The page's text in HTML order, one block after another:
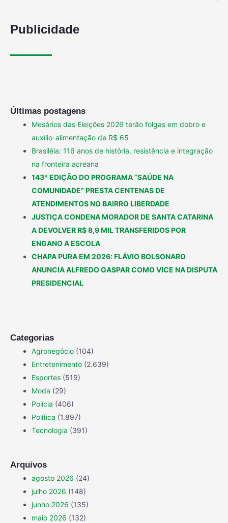
Publicidade
Últimas postagens
Mesários das Eleições 2026 terão folgas em dobro e
auxílio-alimentação de R$ 65
Brasiléia: 116 anos de história, resistência e integração
na fronteira acreana
143ª EDIÇÃO DO PROGRAMA “SAÚDE NA
COMUNIDADE” PRESTA CENTENAS DE
ATENDIMENTOS NO BAIRRO LIBERDADE
JUSTIÇA CONDENA MORADOR DE SANTA CATARINA
A DEVOLVER R$ 8,9 MIL TRANSFERIDOS POR
ENGANO A ESCOLA
CHAPA PURA EM 2026: FLÁVIO BOLSONARO
ANUNCIA ALFREDO GASPAR COMO VICE NA DISPUTA
PRESIDENCIAL
Categorias
Agronegócio (104)
Entretenimento (2.639)
Esportes (519)
Moda (29)
Polícia (406)
Política (1.897)
Tecnologia (391)
Arquivos
agosto 2026 (24)
julho 2026 (148)
junho 2026 (135)
maio 2026 (132)